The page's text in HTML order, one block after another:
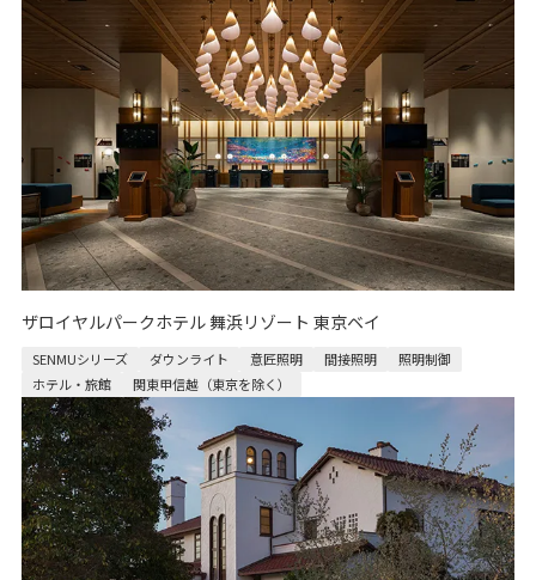
ザロイヤルパークホテル 舞浜リゾート 東京ベイ
SENMUシリーズ ダウンライト 意匠照明 間接照明
照明制御
ホテル・旅館
関東甲信越（東京を除く）